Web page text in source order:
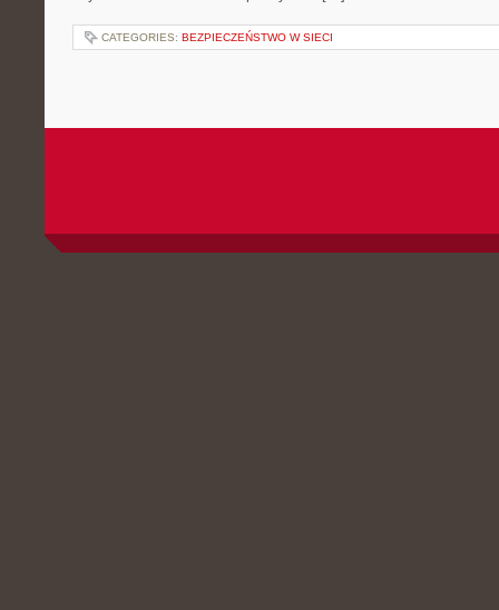
CATEGORIES: BEZPIECZEŃSTWO W SIECI